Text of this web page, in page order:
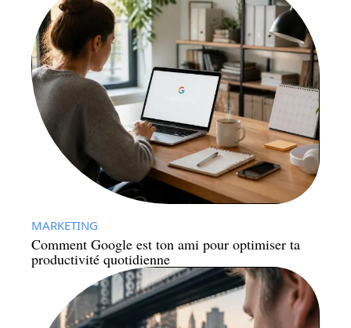
MARKETING
Comment Google est ton ami pour optimiser ta
productivité quotidienne